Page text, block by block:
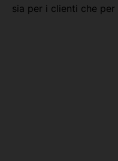
sia per i clienti che per